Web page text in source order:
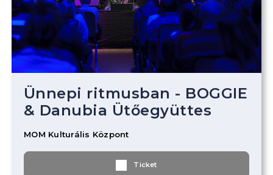
Ünnepi ritmusban - BOGGIE
& Danubia Ütőegyüttes
MOM Kulturális Központ
Ticket